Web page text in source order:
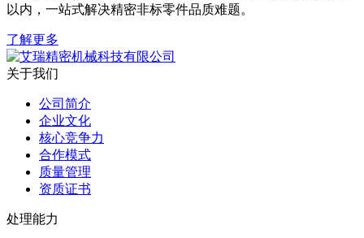
以内，一站式解决精密非标零件品质难题。
了解更多
关于我们
公司简介
企业文化
核心竞争力
合作模式
质量管理
资质证书
处理能力